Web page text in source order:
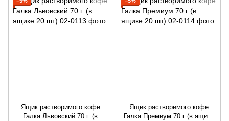
Ящик растворимого кофе
Галка Львовский 70 г. (в
Ящик растворимого кофе
Галка Премиум 70 г (в ящике